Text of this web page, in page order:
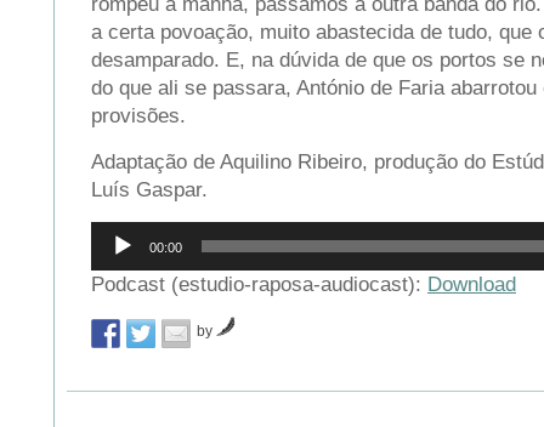
a certa povoação, muito abastecida de tudo, que
desamparado. E, na dúvida de que os portos se
do que ali se passara, António de Faria
provisões.
Adaptação de Aquilino Ribeiro, produção do
Luís Gaspar.
Reprodutor
áudio
00:00
Podcast (estudio-raposa-audiocast): Download
by